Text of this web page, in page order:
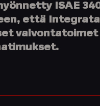
ISAE
että